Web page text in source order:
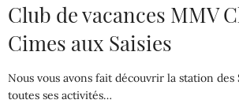
Club de vacances MMV
Cimes aux Saisies
Nous vous avons fait découvrir la station
toutes ses activités…